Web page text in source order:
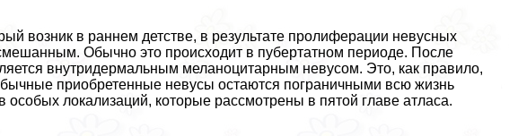
возник в раннем детстве, в результате пролиферации невусных
Обычно это происходит в пубертатном периоде. После
внутридермальным меланоцитарным невусом. Это, как правило,
приобретенные невусы остаются пограничными всю жизнь
особых локализаций, которые рассмотрены в пятой главе атласа.